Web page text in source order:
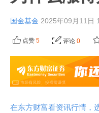
国金基金 2025年09月11日
点赞 5 评论 0
在东方财富看资讯行情，